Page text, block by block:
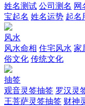
姓名测试 公司测名 网
宝起名 姓名运势 起名
风水
风水命相 住宅风水 家
俗文化 传统文化
抽签
观音灵签抽签 罗汉灵
王菩萨灵签抽签 财神